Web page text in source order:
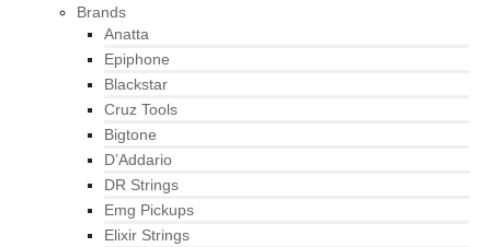
Brands
Anatta
Epiphone
Blackstar
Cruz Tools
Bigtone
D’Addario
DR Strings
Emg Pickups
Elixir Strings